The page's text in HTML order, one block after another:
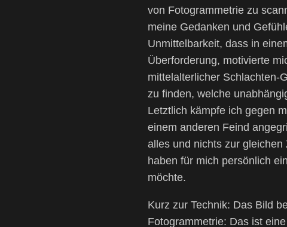
von Fotogrammetrie zu
meine Gedanken und
Unmittelbarkeit, dass in
Überforderung, motivierte
mittelalterlicher Schlachten-
zu finden, welche
Letztlich kämpfe ich gegen
einem anderen Feind
alles und nichts zur
haben für mich persönlich
möchte.
Kurz zur Technik: Das Bild
Fotogrammetrie: Das ist